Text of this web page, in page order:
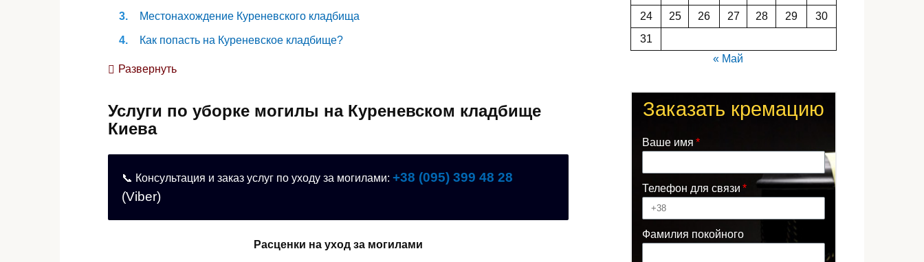
Местонахождение Куреневского кладбища
Как попасть на Куреневское кладбище?
Общая информация о кладбище
Развернуть
Услуги по уборке могилы на Куреневском кладбище
Киева
📞 Консультация и заказ услуг по уходу за могилами: +38 (095) 399 48 28
(Viber)
Расценки на уход за могилами
24
25 26 27 28 29
30
31
« Май
Заказать кремацию
Ваше имя
Телефон для связи
Фамилия покойного